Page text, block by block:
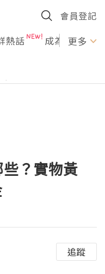
會員登記
熱話 成為U更多
？實物黃
追蹤